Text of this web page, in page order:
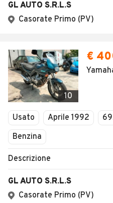
GL AUTO S.R.L.S
Casorate Primo (PV)
10
€
Usato Aprile 1992
Benzina
Descrizione
GL AUTO S.R.L.S
Casorate Primo (PV)